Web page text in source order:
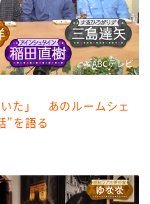
©️ABCテレビ
いた」 あのルームシェ
”を語る